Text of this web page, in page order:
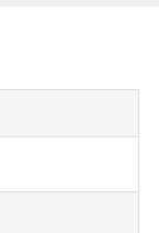
おわり